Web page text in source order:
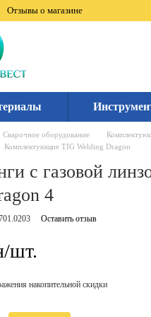
Отзывы о магазине
Сварочное оборудование
Комплектующие TIG Welding Dragon
с газовой
4
Оставить отзыв
шт.
накопительной скидки